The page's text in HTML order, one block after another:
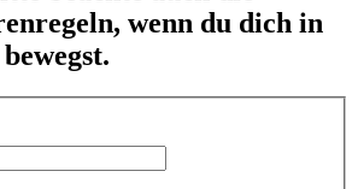
wenn du dich in